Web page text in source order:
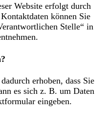
Website erfolgt durch
können Sie
Stelle“ in
erhoben, dass Sie
es sich z. B. um Daten
eingeben.